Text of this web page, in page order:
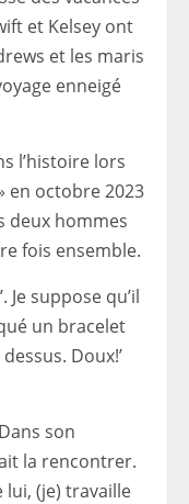
et Kelsey ont
et les maris
enneigé
l’histoire lors
en octobre 2023
deux hommes
fois ensemble.
Je suppose qu’il
un bracelet
Doux!’
son
la rencontrer.
lui, (je) travaille